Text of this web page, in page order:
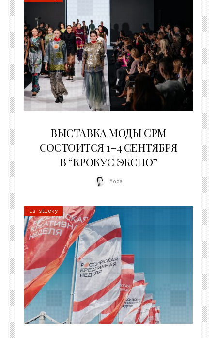
ВЫСТАВКА МОДЫ CPM
СОСТОИТСЯ 1–4 СЕНТЯБРЯ
В “КРОКУС ЭКСПО”
Moda
is sticky